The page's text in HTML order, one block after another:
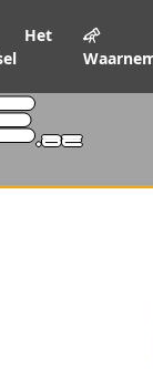
.be